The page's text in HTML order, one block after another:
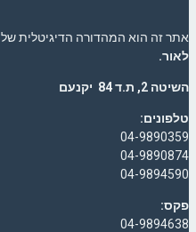
אתר זה הוא המהדורה הדיגיטלית של
לאור.
השיטה 2, ת.ד 84 יקנעם
טלפונים:
04-9890359
04-9890874
04-9894590
פקס:
04-9894638